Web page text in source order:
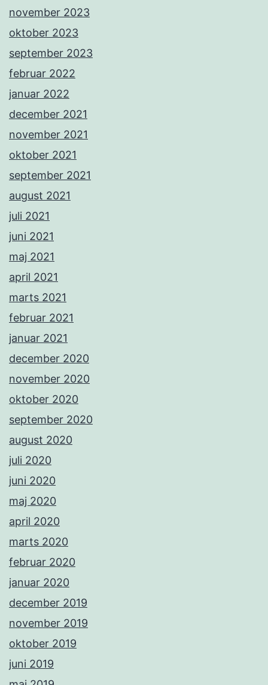
november 2023
oktober 2023
september 2023
februar 2022
januar 2022
december 2021
november 2021
oktober 2021
september 2021
august 2021
juli 2021
juni 2021
maj 2021
april 2021
marts 2021
februar 2021
januar 2021
december 2020
november 2020
oktober 2020
september 2020
august 2020
juli 2020
juni 2020
maj 2020
april 2020
marts 2020
februar 2020
januar 2020
december 2019
november 2019
oktober 2019
juni 2019